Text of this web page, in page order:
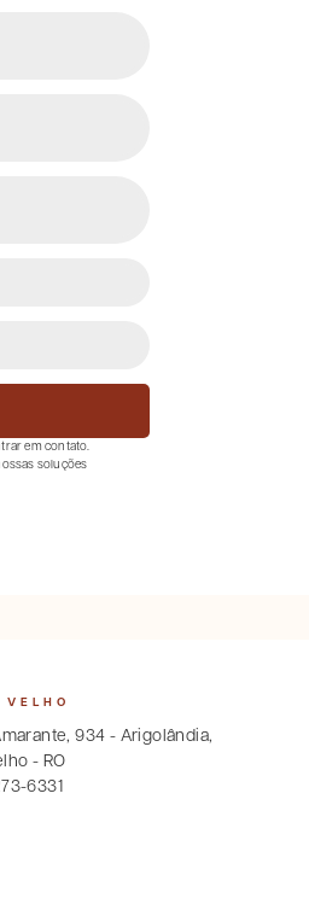
em contato.
soluções
VELHO
934 - Arigolândia,
- RO
6331